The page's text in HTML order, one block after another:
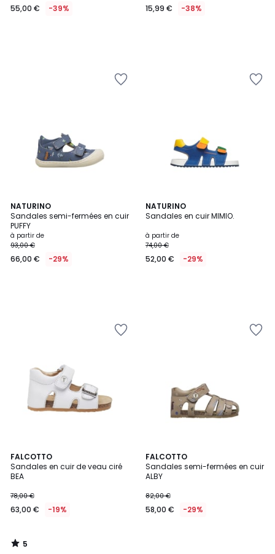
55,00 € -39% 15,99 € -38%
NATURINO
Sandales semi-fermées en cuir
PUFFY
à partir de
93,00 €
66,00 € -29%
NATURINO
Sandales en cuir MIMIO.
à partir de
74,00 €
52,00 € -29%
FALCOTTO
Sandales en cuir de veau ciré
BEA
78,00 €
63,00 € -19%
5
/
5
5
/
FALCOTTO
Sandales semi-fermées en cuir
ALBY
82,00 €
58,00 € -29%